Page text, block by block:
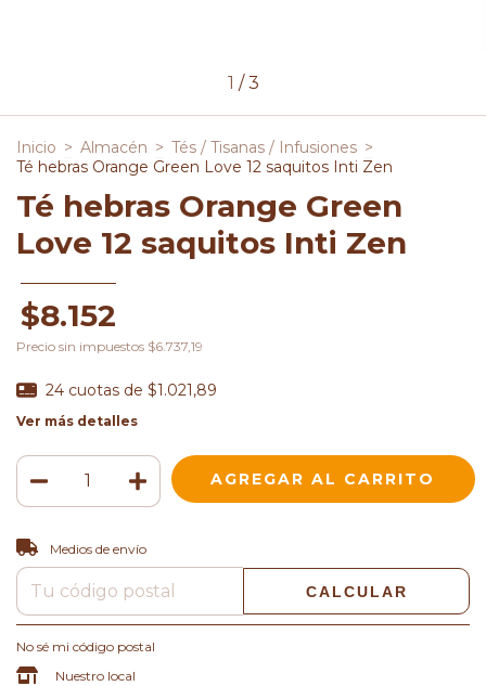
1 /3
Inicio > Almacén > Tés / Tisanas / Infusiones >
Té hebras Orange Green Love 12 saquitos Inti Zen
Té hebras Orange Green
Love 12 saquitos Inti Zen
$8.152
Precio sin impuestos $6.737,19
24 cuotas de $1.021,89
Ver más detalles
Entregas para el CP:
Medios de envío
CALCULAR
No sé mi código postal
Nuestro local